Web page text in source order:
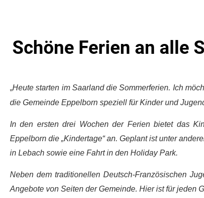
Schöne Ferien an alle
„Heute starten im Saarland die Sommerferien. Ich
die Gemeinde Eppelborn speziell für Kinder und
In den ersten drei Wochen der Ferien bietet das
Eppelborn die „Kindertage“ an. Geplant ist unter
in Lebach sowie eine Fahrt in den Holiday Park.
Neben dem traditionellen Deutsch-Französischen
Angebote von Seiten der Gemeinde. Hier ist für jeden